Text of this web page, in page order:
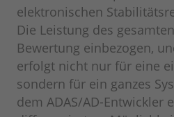
elektronischen
Die Leistung des
Bewertung einbezogen,
erfolgt nicht nur für eine
sondern für ein ganzes
dem ADAS/AD-Entwickler